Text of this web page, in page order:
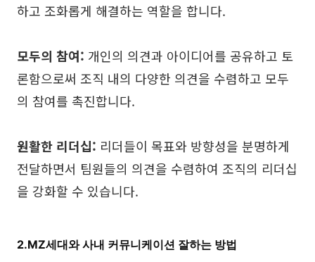
기업 버전
프라이빗 네트워크 배포
하고 조화롭게 해결하는 역할을 합니다.
모두의 참여: 개인의 의견과 아이디어를 공유하고 토
론함으로써 조직 내의 다양한 의견을 수렴하고 모두
의 참여를 촉진합니다.
원활한 리더십: 리더들이 목표와 방향성을 분명하게
전달하면서 팀원들의 의견을 수렴하여 조직의 리더십
을 강화할 수 있습니다.
2.MZ세대와 사내 커뮤니케이션 잘하는 방법